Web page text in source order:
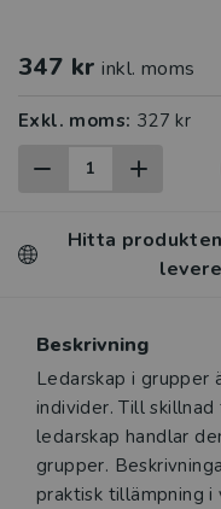
347 kr inkl. moms
Exkl. moms: 327 kr
Hitta
Beskrivning
Beskrivning
Ledarskap i grupper
individer. Till
ledarskap handlar
grupper.
praktisk tillämpning